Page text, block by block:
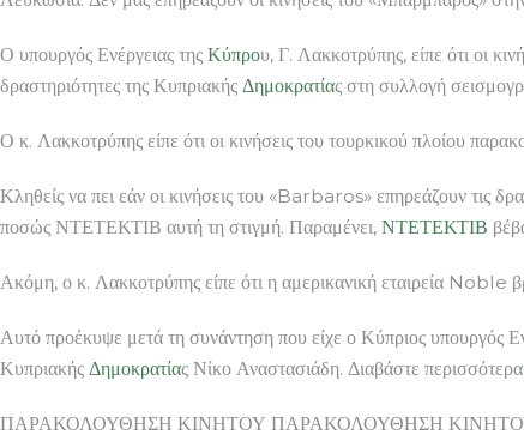
Ο υπουργός Ενέργειας της Κύπρου, Γ. Λακκοτρύπης, είπε ότι οι
δραστηριότητες της Κυπριακής Δημοκρατίας στη συλλογή
Ο κ. Λακκοτρύπης είπε ότι οι κινήσεις του τουρκικού πλοίου
Κληθείς να πει εάν οι κινήσεις του «Barbaros» επηρεάζουν τις
ποσώς ΝΤΕΤΕΚΤΙΒ αυτή τη στιγμή. Παραμένει, ΝΤΕΤΕΚΤΙΒ
Ακόμη, ο κ. Λακκοτρύπης είπε ότι η αμερικανική εταιρεία Noble
Αυτό προέκυψε μετά τη συνάντηση που είχε ο Κύπριος υπουργός
Κυπριακής Δημοκρατίας Νίκο Αναστασιάδη. Διαβάστε περισσότερα
ΠΑΡΑΚΟΛΟΥΘΗΣΗ ΚΙΝΗΤΟΥ ΠΑΡΑΚΟΛΟΥΘΗΣΗ ΚΙΝΗΤΟΥ Αντ.